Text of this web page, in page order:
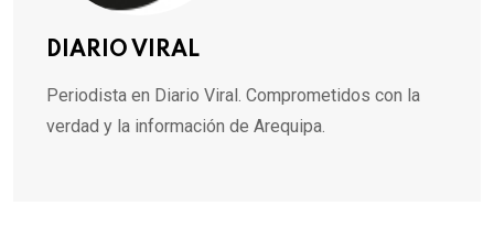
DIARIO VIRAL
Periodista en Diario Viral. Comprometidos con la
verdad y la información de Arequipa.